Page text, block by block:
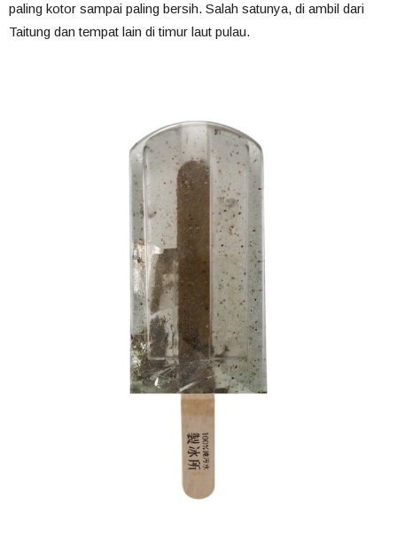
paling kotor sampai paling bersih. Salah satunya, di ambil dari
Taitung dan tempat lain di timur laut pulau.